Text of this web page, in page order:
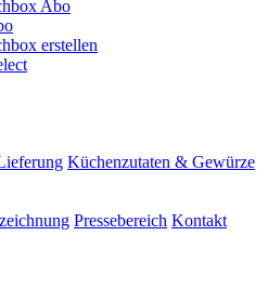
Abo
erstellen
Küchenzutaten & Gewürze
Pressebereich Kontakt